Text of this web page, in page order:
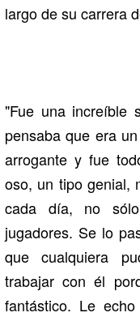
largo de su carrera
"Fue una increíble
pensaba que era
arrogante y fue
oso, un tipo genial,
cada día, no
jugadores. Se lo
que cualquiera
trabajar con él
fantástico. Le